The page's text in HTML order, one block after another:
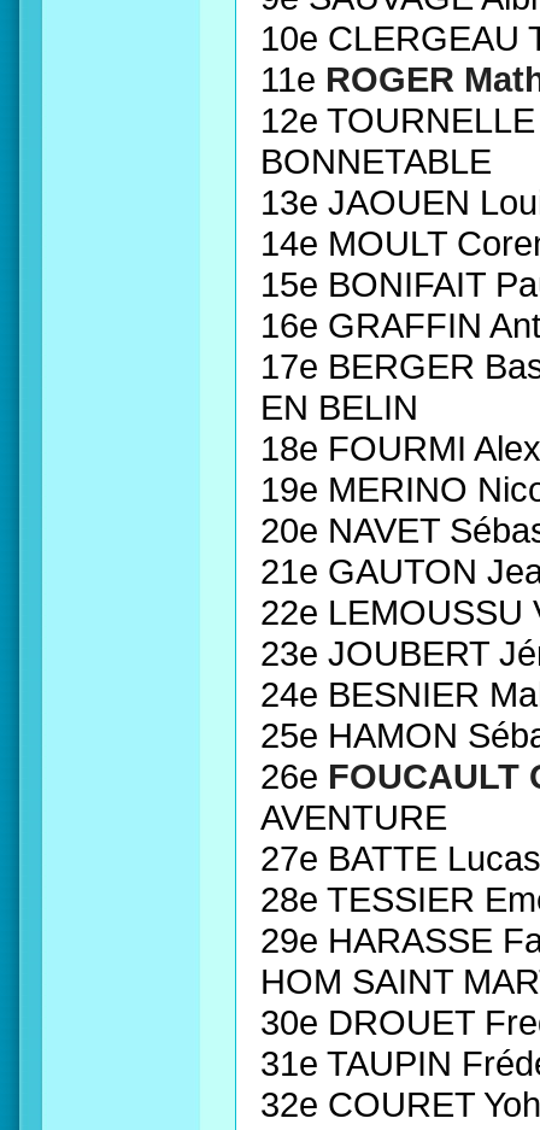
10e CLERGEAU
11e ROGER
12e
BONNETABLE
13e JAOUEN
14e MOULT
15e BONIFAIT
16e GRAFFIN
17e BERGER
EN BELIN
18e FOURMI
19e MERINO
20e NAVET
21e GAUTON
22e LEMOUSSU
23e JOUBERT
24e BESNIER
25e HAMON
26e FOUCAULT
AVENTURE
27e BATTE
28e TESSIER
29e HARASSE
HOM SAINT
30e DROUET
31e TAUPIN
32e COURET